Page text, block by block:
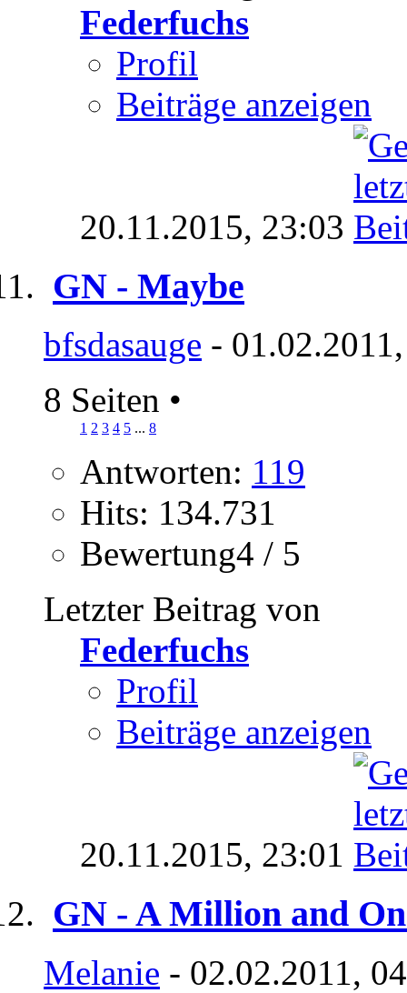
Federfuchs
Profil
Beiträge anzeigen
20.11.2015, 23:03
GN - Maybe
bfsdasauge -
8 Seiten •
1 2 3 4 5 ... 8
Antworten: 119
Hits: 134.731
Bewertung4 / 5
Letzter Beitrag von
Federfuchs
Profil
Beiträge anzeigen
20.11.2015, 23:01
GN - A Million and
Melanie - 02.02.2011,